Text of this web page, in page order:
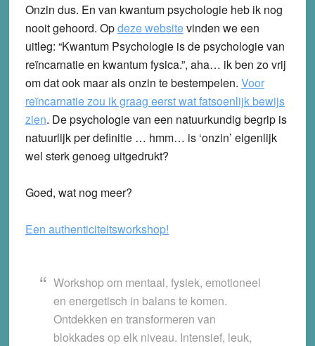
Onzin dus. En van kwantum psychologie heb ik nog
nooit gehoord. Opdeze websitevinden we een
uitleg: “Kwantum Psychologie is de psychologie van
reïncarnatie en kwantum fysica.”, aha… ik ben zo vrij
om dat ook maar als onzin te bestempelen. Voor
reïncarnatie zou ik graag eerst wat fatsoenlijk bewijs
zien. De psychologie van een natuurkundig begrip is
natuurlijk per definitie … hmm… is ‘onzin’ eigenlijk
wel sterk genoeg uitgedrukt?
Goed, wat nog meer?
Een authenticiteitsworkshop!
Workshop om mentaal, fysiek, emotioneel
en energetisch in balans te komen.
Ontdekken en transformeren van
blokkades op elk niveau. Intensief, leuk,